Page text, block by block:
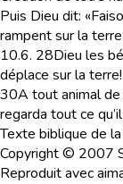
Puis Dieu dit:
rampent sur la
10.6. 28Dieu les
déplace sur la
30A tout animal
regarda tout ce
Texte biblique de
Copyright © 2007
Reproduit avec